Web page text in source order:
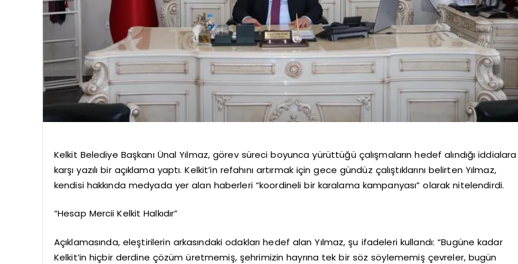
Kelkit Belediye Başkanı Ünal Yılmaz, görev süreci boyunca yürüttüğü çalışmaların hedef alındığı iddialara
karşı yazılı bir açıklama yaptı. Kelkit’in refahını artırmak için gece gündüz çalıştıklarını belirten Yılmaz,
kendisi hakkında medyada yer alan haberleri “koordineli bir karalama kampanyası” olarak nitelendirdi.
“Hesap Mercii Kelkit Halkıdır”
Açıklamasında, eleştirilerin arkasındaki odakları hedef alan Yılmaz, şu ifadeleri kullandı: “Bugüne kadar
Kelkit’in hiçbir derdine çözüm üretmemiş, şehrimizin hayrına tek bir söz söylememiş çevreler, bugün